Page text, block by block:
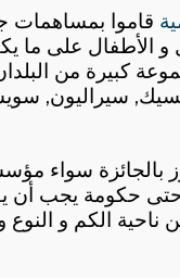
قاموا
و الأطفال على
سيراليون,
سواء
حكومة يجب أن
الكم و النوع و